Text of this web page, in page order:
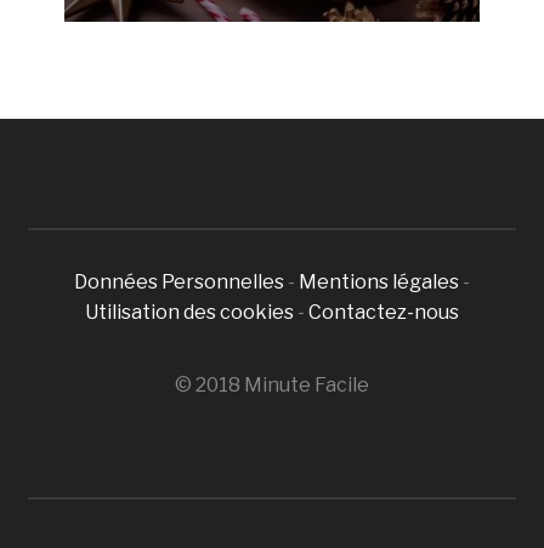
Données Personnelles - Mentions légales -
Utilisation des cookies - Contactez-nous
© 2018 Minute Facile